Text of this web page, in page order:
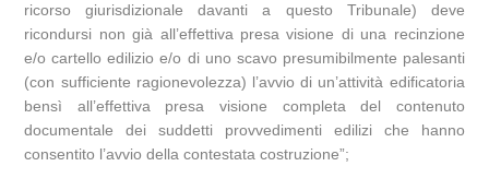
ricorso giurisdizionale davanti a questo Tribunale) deve
ricondursi non già all’effettiva presa visione di una recinzione
e/o cartello edilizio e/o di uno scavo presumibilmente palesanti
(con sufficiente ragionevolezza) l’avvio di un’attività edificatoria
bensì all’effettiva presa visione completa del contenuto
documentale dei suddetti provvedimenti edilizi che hanno
consentito l’avvio della contestata costruzione”;